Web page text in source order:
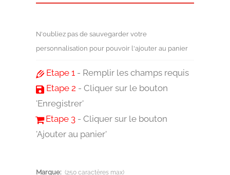
N'oubliez pas de sauvegarder votre
personnalisation pour pouvoir l'ajouter au panier
Etape 1 - Remplir les champs requis
Etape 2 - Cliquer sur le bouton
'Enregistrer'
Etape 3 - Cliquer sur le bouton
'Ajouter au panier'
Marque: (250 caractères max)